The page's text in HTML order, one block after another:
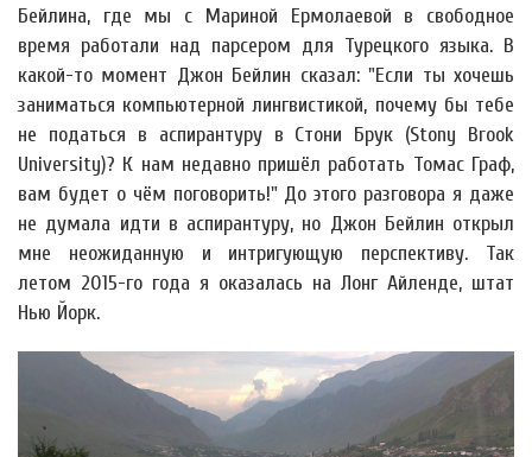
Бейлина, где мы с Мариной Ермолаевой в свободное
время работали над парсером для Турецкого языка. В
какой-то момент Джон Бейлин сказал: "Если ты хочешь
заниматься компьютерной лингвистикой, почему бы тебе
не податься в аспирантуру в Стони Брук (Stony Brook
University)? К нам недавно пришёл работать Томас Граф,
вам будет о чём поговорить!" До этого разговора я даже
не думала идти в аспирантуру, но Джон Бейлин открыл
мне неожиданную и интригующую перспективу. Так
летом 2015-го года я оказалась на Лонг Айленде, штат
Нью Йорк.